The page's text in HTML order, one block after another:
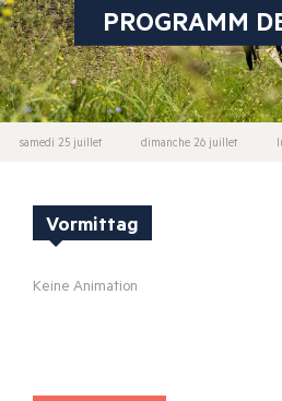
PROGRAMM
samedi 25 juillet dimanche 26 juillet
Vormittag
Keine Animation